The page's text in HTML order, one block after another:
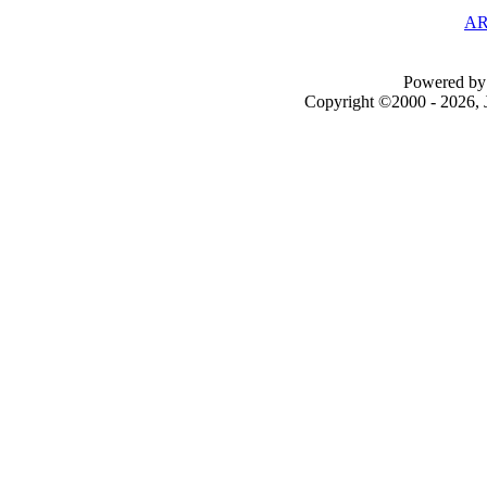
Powered
Copyright ©2000 - 2026,